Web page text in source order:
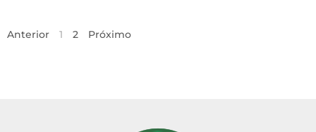
Anterior 1 2 Próximo